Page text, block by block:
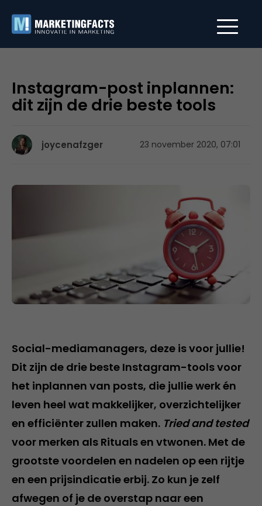
Instagram-post inplannen:
dit zijn de drie beste tools
joycenafzger 23 november 2020, 07:01
Social-mediamanagers, deze is voor jullie!
Dit zijn de drie beste Instagram-tools voor
het inplannen van posts, die jullie werk én
leven heel wat makkelijker, overzichtelijker
en efficiënter zullen maken. Tried and tested
voor merken als Rituals en vtwonen. Met de
grootste voordelen en nadelen op een rijtje
en een prijsindicatie erbij. Zo kun je zelf
afwegen of je de overstap naar een